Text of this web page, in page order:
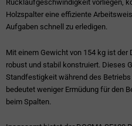
Rücklaufgeschwindigkeit vorliegen,
Holzspalter eine effiziente
Aufgaben schnell zu erledigen.
Mit einem Gewicht von 154 kg ist der
robust und stabil konstruiert. Dieses
Standfestigkeit während des
bedeutet weniger Ermüdung für den
beim Spalten.